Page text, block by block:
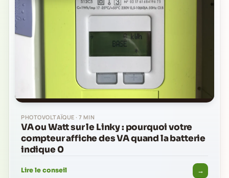
PHOTOVOLTAÏQUE · 7 MIN
VA ou Watt sur le Linky : pourquoi votre
compteur affiche des VA quand la batterie
indique 0
Lire le conseil →